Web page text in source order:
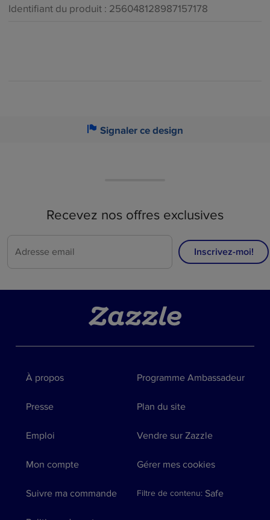
Identifiant du produit : 256048128987157178
 Signaler ce design
Recevez nos offres exclusives
Inscrivez-moi!
À propos
Presse
Emploi
Mon compte
Suivre ma commande
Programme Ambassadeur
Plan du site
Vendre sur Zazzle
Gérer mes cookies
Filtre de contenu: Safe